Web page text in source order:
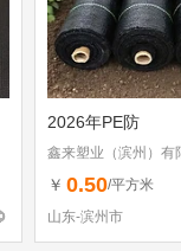
2026年PE防
鑫来塑业（滨州）有
￥ 0.50/平方米
山东-滨州市